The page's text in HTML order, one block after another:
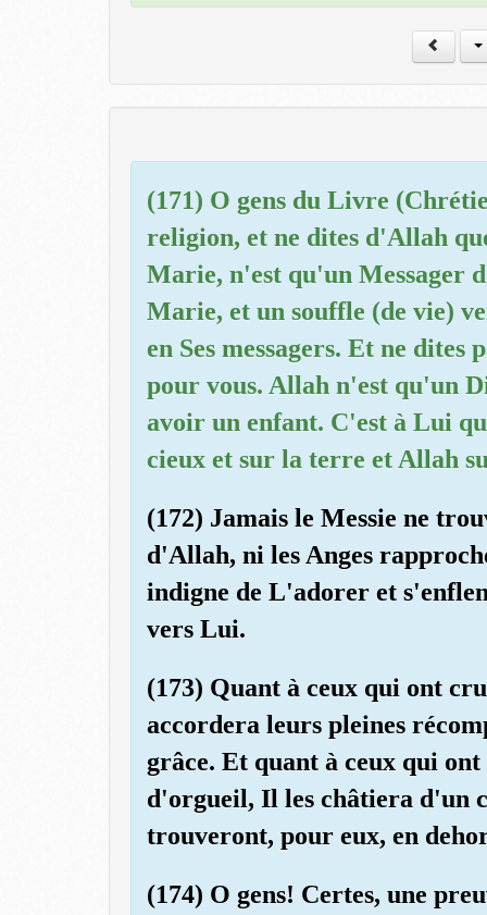
(171) O gens du Livre
religion, et ne dites d'Allah
Marie, n'est qu'un Messager
Marie, et un souffle (de vie)
en Ses messagers. Et ne dites
pour vous. Allah n'est qu'un
avoir un enfant. C'est à Lui
cieux et sur la terre et Allah
(172) Jamais le Messie ne
d'Allah, ni les Anges
indigne de L'adorer et
vers Lui.
(173) Quant à ceux qui ont
accordera leurs pleines
grâce. Et quant à ceux qui
d'orgueil, Il les châtiera d'un
trouveront, pour eux, en
(174) O gens! Certes, une